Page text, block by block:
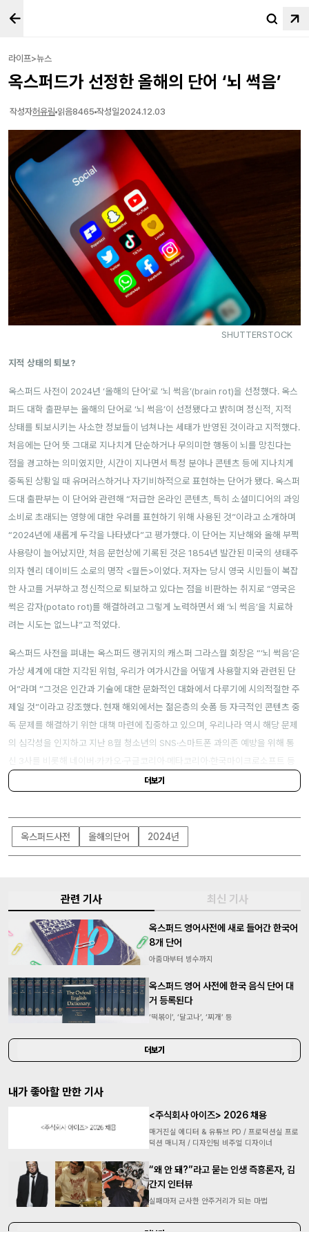
라이프>뉴스
옥스퍼드가 선정한 올해의 단어 ‘뇌 썩음’
작성자허유림 읽음8465 작성일2024.12.03
SHUTTERSTOCK
지적 상태의 퇴보?
옥스퍼드 사전이 2024년 ‘올해의 단어’로 ‘뇌 썩음’(brain rot)을 선정했다. 옥스
퍼드 대학 출판부는 올해의 단어로 ‘뇌 썩음’이 선정됐다고 밝히며 정신적, 지적
상태를 퇴보시키는 사소한 정보들이 넘쳐나는 세태가 반영된 것이라고 지적했다.
처음에는 단어 뜻 그대로 지나치게 단순하거나 무의미한 행동이 뇌를 망친다는
점을 경고하는 의미였지만, 시간이 지나면서 특정 분야나 콘텐츠 등에 지나치게
중독된 상황일 때 유머러스하거나 자기비하적으로 표현하는 단어가 됐다. 옥스퍼
드대 출판부는 이 단어와 관련해 “저급한 온라인 콘텐츠, 특히 소셜미디어의 과잉
소비로 초래되는 영향에 대한 우려를 표현하기 위해 사용된 것”이라고 소개하며
“2024년에 새롭게 두각을 나타냈다”고 평가했다. 이 단어는 지난해와 올해 부쩍
사용량이 늘어났지만, 처음 문헌상에 기록된 것은 1854년 발간된 미국의 생태주
의자 헨리 데이비드 소로의 명작 <월든>이었다.저자는 당시 영국 시민들이 복잡
한 사고를 거부하고 정신적으로 퇴보하고 있다는 점을 비판하는 취지로 “영국은
썩은 감자(potato rot)를 해결하려고 그렇게 노력하면서 왜 ‘뇌 썩음’을 치료하
려는 시도는 없느냐”고 적었다.
옥스퍼드 사전을 펴내는 옥스퍼드 랭귀지의 캐스퍼 그라스월 회장은 “‘뇌 썩음’은
가상 세계에 대한 지각된 위험, 우리가 여가시간을 어떻게 사용할지와 관련된 단
어”라며 “그것은 인간과 기술에 대한 문화적인 대화에서 다루기에 시의적절한 주
제일 것”이라고 강조했다. 현재 해외에서는 젊은층의 숏폼 등 자극적인 콘텐츠 중
독 문제를 해결하기 위한 대책 마련에 집중하고 있으며, 우리나라 역시 해당 문제
의 심각성을 인지하고 지난 8월 청소년의 SNS·스마트폰 과의존 예방을 위해 통
신 3사를 비롯해 네이버·카카오·구글코리아·메타코리아·한국마이크로소프트 등
과 관련 정책 방향을 논의한 바 있다.
더보기
옥스퍼드사전 올해의단어 2024년
관련 기사 최신 기사
옥스퍼드 영어사전에 새로 들어간 한국어
8개 단어
아줌마부터 빙수까지
옥스퍼드 영어 사전에 한국 음식 단어 대
거 등록된다
‘떡볶이’, ‘달고나’, ‘찌개’ 등
더보기
내가 좋아할 만한 기사
<주식회사 아이즈> 2026 채용
매거진실 에디터 & 유튜브 PD / 프로덕션실 프로
덕션 매니저 / 디자인팀 비주얼 디자이너
“왜 안 돼?”라고 묻는 인생 즉흥론자, 김
간지 인터뷰
실패마저 근사한 안주거리가 되는 마법
더보기